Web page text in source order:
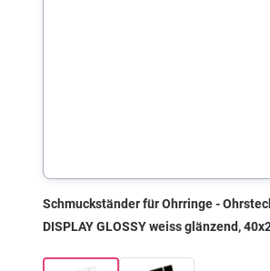
Schmuckständer für Ohrringe -
DISPLAY GLOSSY weiss glänzend,